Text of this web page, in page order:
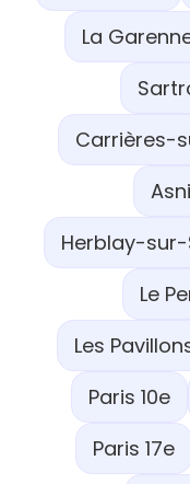
La
Carrières-
Herblay-sur-
Le
Les
Paris 10e
Paris 17e